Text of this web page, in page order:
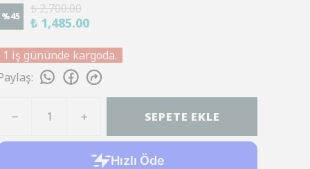
%45
₺ 2,700.00
₺ 1,485.00
1 iş gününde kargoda.
:
SEPETE EKLE